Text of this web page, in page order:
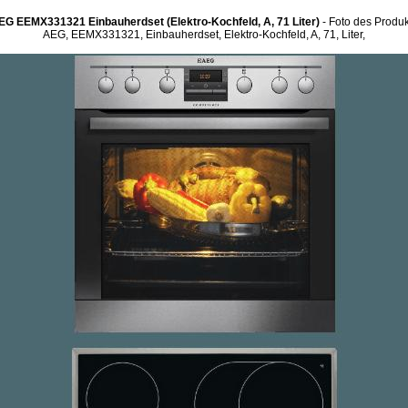
EEMX331321 Einbauherdset (Elektro-Kochfeld, A, 71 Liter) - Foto des
AEG, EEMX331321, Einbauherdset, Elektro-Kochfeld, A, 71, Liter,